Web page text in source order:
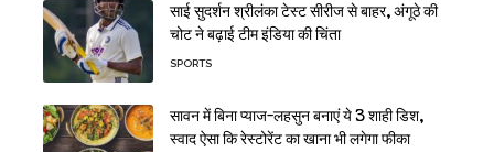
साई सुदर्शन श्रीलंका टेस्ट सीरीज से बाहर, अंगूठे की
चोट ने बढ़ाई टीम इंडिया की चिंता
SPORTS
सावन में बिना प्याज-लहसुन बनाएं ये 3 शाही डिश,
स्वाद ऐसा कि रेस्टोरेंट का खाना भी लगेगा फीका